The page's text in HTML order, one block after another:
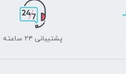
پشتیبانی ۲۴ ساعته